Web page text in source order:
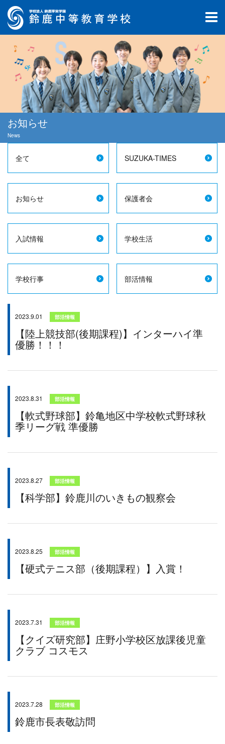
お知らせ
News
全て SUZUKA-TIMES
お知らせ 保護者会
入試情報 学校生活
学校行事 部活情報
2023.9.01 部活情報
【陸上競技部(後期課程)】インターハイ準
優勝！！！
2023.8.31 部活情報
【軟式野球部】鈴亀地区中学校軟式野球秋
季リーグ戦 準優勝
2023.8.27 部活情報
【科学部】鈴鹿川のいきもの観察会
2023.8.25 部活情報
【硬式テニス部（後期課程）】入賞！
2023.7.31 部活情報
【クイズ研究部】庄野小学校区放課後児童
クラブ コスモス
2023.7.28 部活情報
鈴鹿市長表敬訪問